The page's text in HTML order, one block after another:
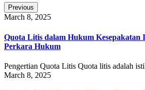
Previous
March 8, 2025
Quota Litis dalam Hukum Kesepakatan
Perkara Hukum
Pengertian Quota Litis Quota litis adalah
March 8, 2025